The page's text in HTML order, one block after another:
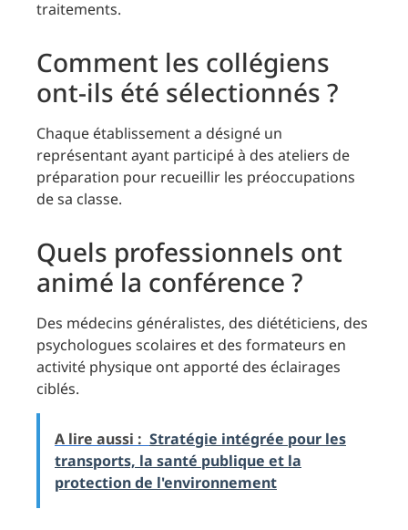
traitements.
Comment les collégiens
ont-ils été sélectionnés ?
Chaque établissement a désigné un
représentant ayant participé à des ateliers de
préparation pour recueillir les préoccupations
de sa classe.
Quels professionnels ont
animé la conférence ?
Des médecins généralistes, des diététiciens, des
psychologues scolaires et des formateurs en
activité physique ont apporté des éclairages
ciblés.
A lire aussi : Stratégie intégrée pour les
transports, la santé publique et la
protection de l'environnement